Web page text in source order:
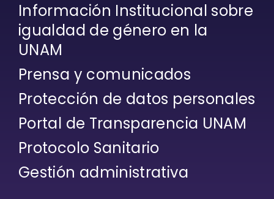
Información Institucional sobre
igualdad de género en la
UNAM
Prensa y comunicados
Protección de datos personales
Portal de Transparencia UNAM
Protocolo Sanitario
Gestión administrativa